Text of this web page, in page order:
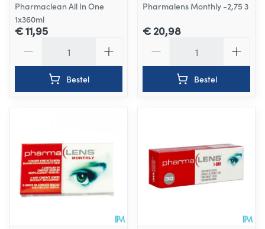
Pharmaclean All In One
1x360ml
€ 11,95
Bestel
Pharmalens Monthly -2,75 3
€ 20,98
Bestel